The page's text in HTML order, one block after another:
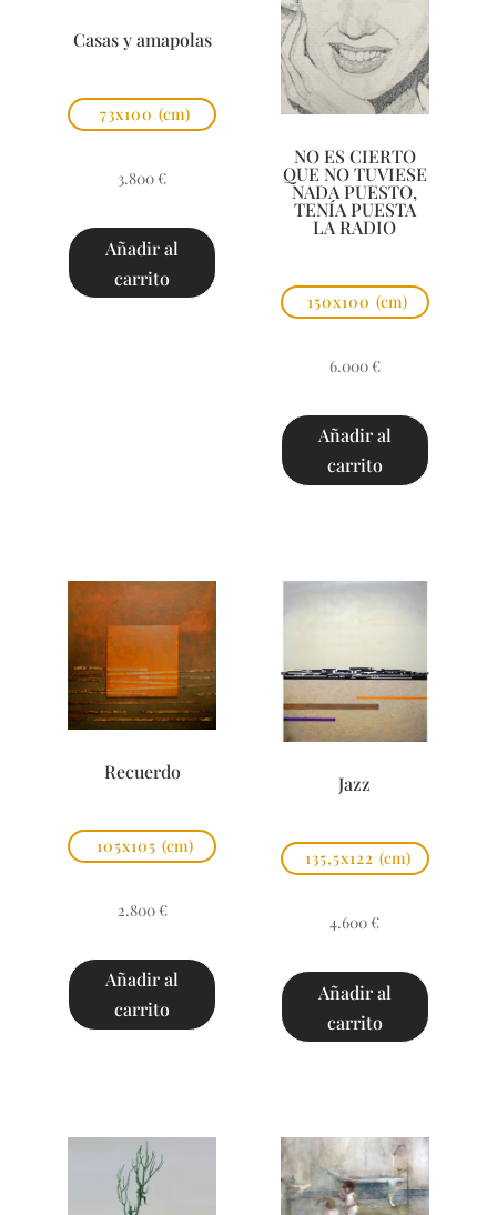
Casas y amapolas
73x100 (cm)
3.800 €
Añadir al
carrito
NO ES CIERTO
QUE NO TUVIESE
NADA PUESTO,
TENÍA PUESTA
LA RADIO
150x100 (cm)
6.000 €
Añadir al
carrito
Recuerdo
105x105 (cm)
2.800 €
Añadir al
carrito
Jazz
135,5x122 (cm)
4.600 €
Añadir al
carrito